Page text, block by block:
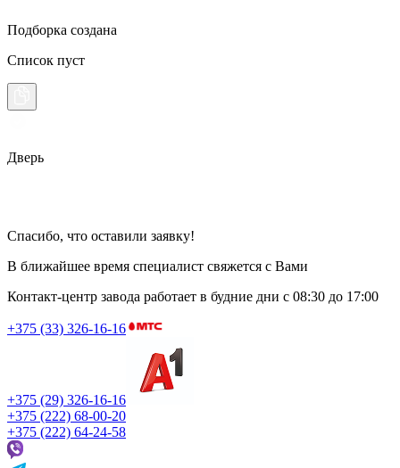
Подборка создана
Список пуст
Дверь
Спасибо, что оставили заявку!
В ближайшее время специалист свяжется с Вами
Контакт-центр завода работает в будние дни с 08:30 до 17:00
+375 (33) 326-16-16
+375 (29) 326-16-16
+375 (222) 68-00-20
+375 (222) 64-24-58